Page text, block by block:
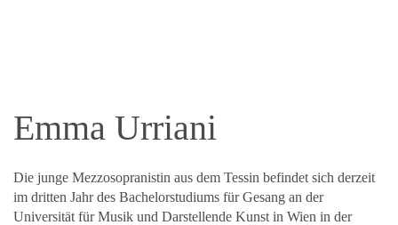
Emma Urriani
Die junge Mezzosopranistin aus dem Tessin befindet sich derzeit
im dritten Jahr des Bachelorstudiums für Gesang an der
Universität für Musik und Darstellende Kunst in Wien in der